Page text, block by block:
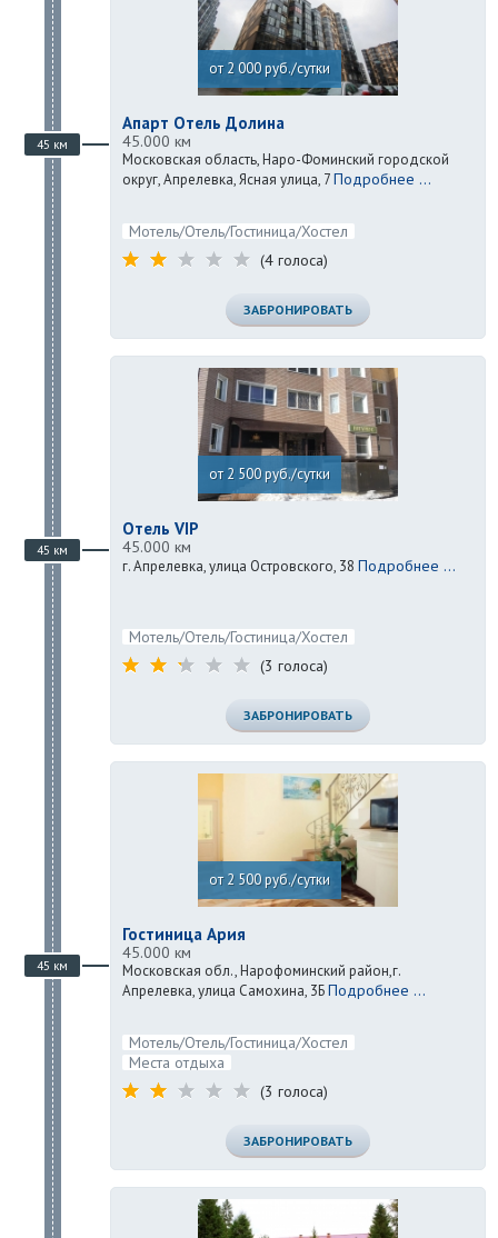
45 км
от 2 000 руб./сутки
Апарт Отель Долина
45.000 км
Московская область, Наро-Фоминский городской
округ, Апрелевка, Ясная улица, 7Подробнее ...
Мотель/Отель/Гостиница/Хостел
(4 голоса)
ЗАБРОНИРОВАТЬ
45 км
от 2 500 руб./сутки
Отель VIP
45.000 км
г. Апрелевка, улица Островского, 38 Подробнее ...
Мотель/Отель/Гостиница/Хостел
(3 голоса)
ЗАБРОНИРОВАТЬ
45 км
от 2 500 руб./сутки
Гостиница Ария
45.000 км
Московская обл., Нарофоминский район,г.
Апрелевка, улица Самохина, 3БПодробнее ...
Мотель/Отель/Гостиница/Хостел
Места отдыха
(3 голоса)
ЗАБРОНИРОВАТЬ